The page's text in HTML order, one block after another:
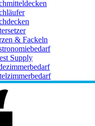
& Fackeln
Supply